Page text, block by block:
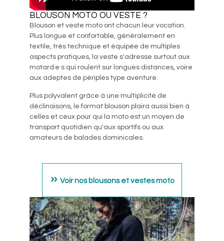
BLOUSON MOTO OU VESTE ?
Blouson et veste moto ont chacun leur vocation.
Plus longue et confortable, généralement en
textile, très technique et équipée de multiples
aspects pratiques, la veste s'adresse surtout aux
motard·e·s qui roulent sur longues distances, voire
aux adeptes de périples type aventure.
Plus polyvalent grâce à une multiplicité de
déclinaisons, le format blouson plaira aussi bien à
celles et ceux pour qui la moto est un moyen de
transport quotidien qu'aux sportifs ou aux
amateurs de balades dominicales.
Voir nos blousons et vestes moto